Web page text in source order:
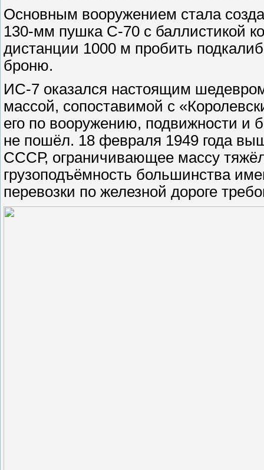
Основным вооружением стала
130-мм пушка С-70 с баллистикой
дистанции 1000 м пробить
броню.
ИС-7 оказался настоящим
массой, сопоставимой с
его по вооружению, подвижности и
не пошёл. 18 февраля 1949 года
СССР, ограничивающее массу
грузоподъёмность большинства
перевозки по железной дороге